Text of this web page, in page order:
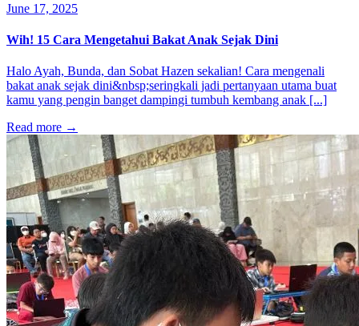
June 17, 2025
Wih! 15 Cara Mengetahui Bakat Anak Sejak Dini
Halo Ayah, Bunda, dan Sobat Hazen sekalian! Cara mengenali
bakat anak sejak dini&nbsp;seringkali jadi pertanyaan utama buat
kamu yang pengin banget dampingi tumbuh kembang anak [...]
Read more →